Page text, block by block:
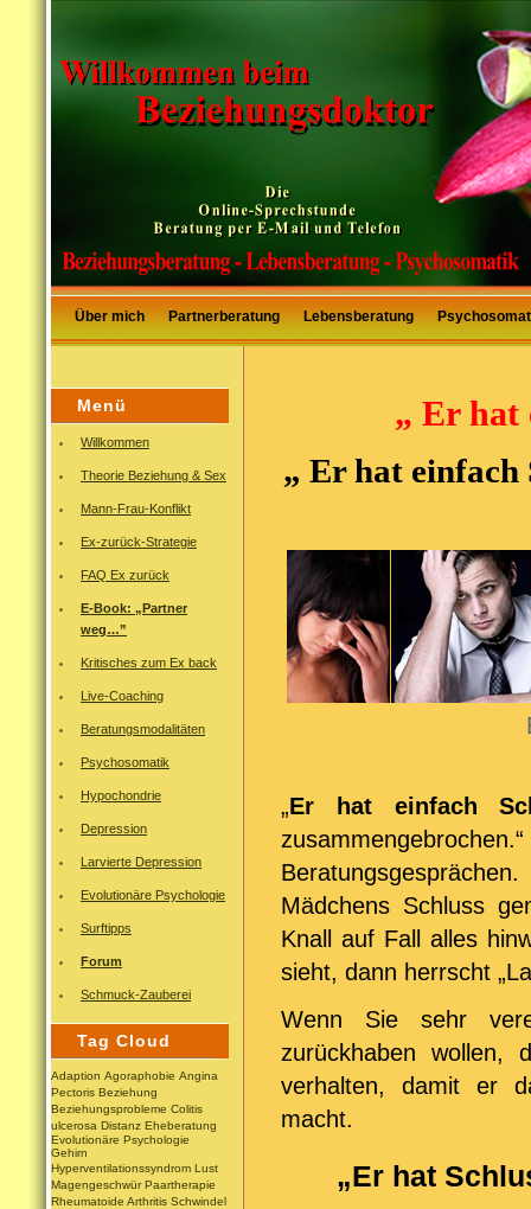
Über mich Partnerberatung Lebensberatung
Menü
Willkommen
Theorie Beziehung & Sex
Mann-Frau-Konflikt
Ex-zurück-Strategie
FAQ Ex zurück
E-Book: „Partner
weg…”
Kritisches zum Ex back
Live-Coaching
Beratungsmodalitäten
Psychosomatik
Hypochondrie
Depression
Larvierte Depression
Evolutionäre Psychologie
Surftipps
Forum
Schmuck-Zauberei
Tag Cloud
Adaption Agoraphobie Angina
Pectoris Beziehung
Beziehungsprobleme Colitis
ulcerosa Distanz Eheberatung
Evolutionäre Psychologie
Gehirn
Hyperventilationssyndrom Lust
Magengeschwür Paartherapie
Rheumatoide Arthritis Schwindel
„ Er hat
„ Er hat einfach
.
„Er hat einfach
Mädchens Schluss
Knall auf Fall alles
sieht, dann herrscht
Wenn Sie sehr
zurückhaben wollen,
verhalten, damit er
macht.
„Er hat